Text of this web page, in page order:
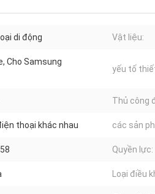
di động Vật liệu:
Cho Samsung
yếu tố
Thủ công
thoại khác nhau các sản
Quyền lực:
Loại điều